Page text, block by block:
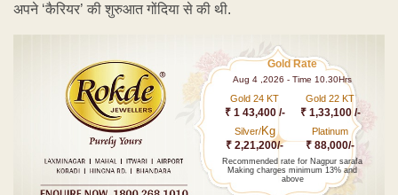
अपने ‘कैरियर’ की शुरुआत गोंदिया से की थी.
Gold Rate
Aug 4 ,2026 - Time 10.30Hrs
Gold 24 KT
₹ 1 43,400 /-
Gold 22 KT
₹ 1,33,100 /-
Silver/Kg
₹ 2,21,200/-
Platinum
₹ 88,000/-
Recommended rate for Nagpur sarafa
Making charges minimum 13% and
above